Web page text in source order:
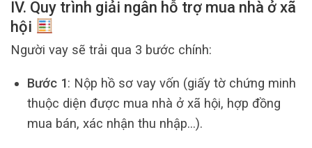
IV. Quy trình giải ngân hỗ trợ mua nhà ở xã
hội
Người vay sẽ trải qua 3 bước chính:
Bước 1: Nộp hồ sơ vay vốn (giấy tờ chứng minh
thuộc diện được mua nhà ở xã hội, hợp đồng
mua bán, xác nhận thu nhập…).